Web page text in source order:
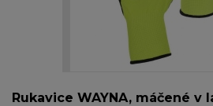
Rukavice WAYNA, máčené v